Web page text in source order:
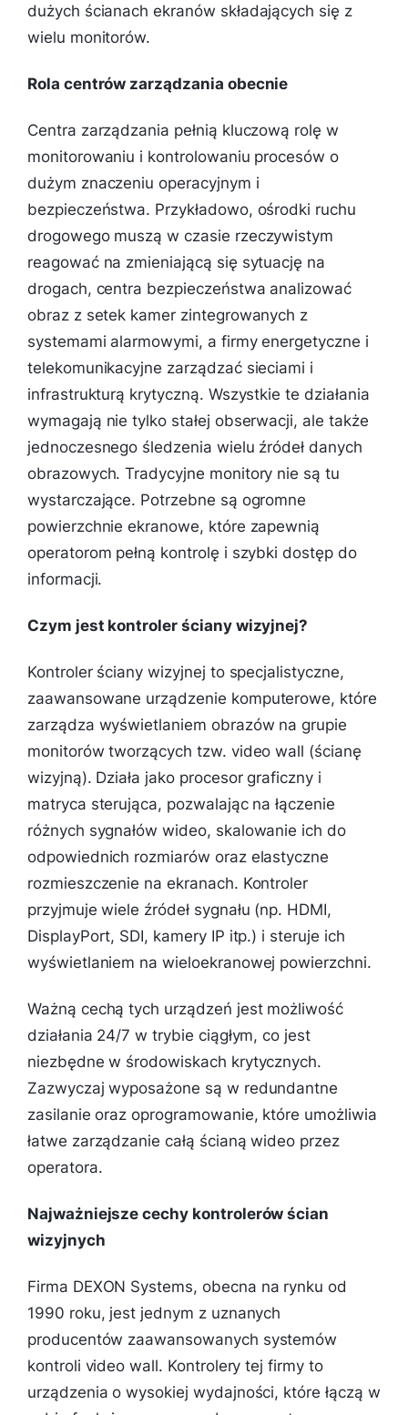
dużych ścianach ekranów składających się z
wielu monitorów.
Rola centrów zarządzania obecnie
Centra zarządzania pełnią kluczową rolę w
monitorowaniu i kontrolowaniu procesów o
dużym znaczeniu operacyjnym i
bezpieczeństwa. Przykładowo, ośrodki ruchu
drogowego muszą w czasie rzeczywistym
reagować na zmieniającą się sytuację na
drogach, centra bezpieczeństwa analizować
obraz z setek kamer zintegrowanych z
systemami alarmowymi, a firmy energetyczne i
telekomunikacyjne zarządzać sieciami i
infrastrukturą krytyczną. Wszystkie te działania
wymagają nie tylko stałej obserwacji, ale także
jednoczesnego śledzenia wielu źródeł danych
obrazowych. Tradycyjne monitory nie są tu
wystarczające. Potrzebne są ogromne
powierzchnie ekranowe, które zapewnią
operatorom pełną kontrolę i szybki dostęp do
informacji.
Czym jest kontroler ściany wizyjnej?
Kontroler ściany wizyjnej to specjalistyczne,
zaawansowane urządzenie komputerowe, które
zarządza wyświetlaniem obrazów na grupie
monitorów tworzących tzw. video wall (ścianę
wizyjną). Działa jako procesor graficzny i
matryca sterująca, pozwalając na łączenie
różnych sygnałów wideo, skalowanie ich do
odpowiednich rozmiarów oraz elastyczne
rozmieszczenie na ekranach. Kontroler
przyjmuje wiele źródeł sygnału (np. HDMI,
DisplayPort, SDI, kamery IP itp.) i steruje ich
wyświetlaniem na wieloekranowej powierzchni.
Ważną cechą tych urządzeń jest możliwość
działania 24/7 w trybie ciągłym, co jest
niezbędne w środowiskach krytycznych.
Zazwyczaj wyposażone są w redundantne
zasilanie oraz oprogramowanie, które umożliwia
łatwe zarządzanie całą ścianą wideo przez
operatora.
Najważniejsze cechy kontrolerów ścian
wizyjnych
Firma DEXON Systems, obecna na rynku od
1990 roku, jest jednym z uznanych
producentów zaawansowanych systemów
kontroli video wall. Kontrolery tej firmy to
urządzenia o wysokiej wydajności, które łączą w